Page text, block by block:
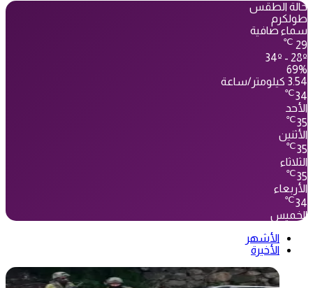
حالة الطقس
طولكرم
سماء صافية
29
℃
34º - 28º
69%
3.54 كيلومتر/ساعة
34
℃
الأحد
35
℃
الأثنين
35
℃
الثلاثاء
35
℃
الأربعاء
34
℃
الخميس
الأشهر
الأخيرة